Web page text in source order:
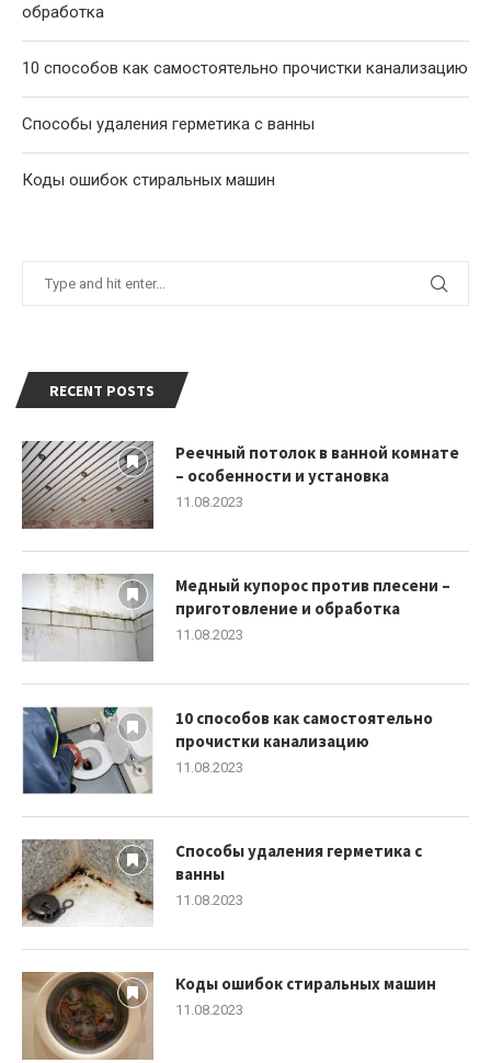
обработка
10 способов как самостоятельно прочистки канализацию
Способы удаления герметика с ванны
Коды ошибок стиральных машин
RECENT POSTS
Реечный потолок в ванной комнате
– особенности и установка
11.08.2023
Медный купорос против плесени –
приготовление и обработка
11.08.2023
10 способов как самостоятельно
прочистки канализацию
11.08.2023
Способы удаления герметика с
ванны
11.08.2023
Коды ошибок стиральных машин
11.08.2023